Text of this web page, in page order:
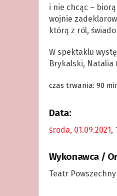
i nie chcąc –
wojnie
którą z ról,
W spektaklu
Brykalski, Natalia
czas trwania: 90
Data:
środa, 01.09.2021 ,
Wykonawca /
Teatr Powszechny